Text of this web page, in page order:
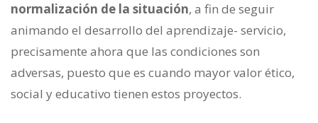
normalización de la situación, a fin de seguir
animando el desarrollo del aprendizaje- servicio,
precisamente ahora que las condiciones son
adversas, puesto que es cuando mayor valor ético,
social y educativo tienen estos proyectos.